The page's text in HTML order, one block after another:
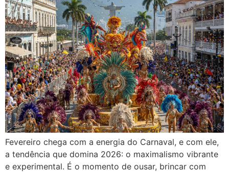
Fevereiro chega com a energia do Carnaval, e com ele,
a tendência que domina 2026: o maximalismo vibrante
e experimental. É o momento de ousar, brincar com